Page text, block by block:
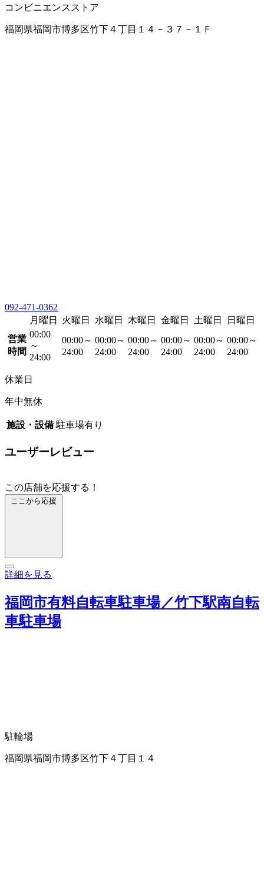
コンビニエンスストア
福岡県福岡市博多区竹下４丁目１４－３７－１Ｆ
092-471-0362
月曜日
火曜日 水曜日 木曜日 金曜日 土曜日
日曜日
営業
時間
00:00
～
24:00
00:00～
24:00
00:00～
24:00
00:00～
24:00
00:00～
24:00
00:00～
24:00
00:00～
24:00
休業日
年中無休
施設・設備 駐車場有り
ユーザーレビュー
この店舗を応援する！
ここから応援
詳細を見る
福岡市有料自転車駐車場／竹下駅南自転
車駐車場
駐輪場
福岡県福岡市博多区竹下４丁目１４